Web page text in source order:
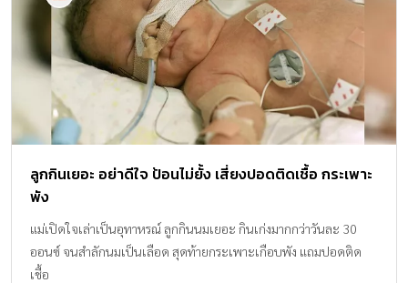
ขึ้นแทนในอีก 1-2 ปีต่อมา ทั้งนี้ เด็กแต่ละคนมีพัฒนาการที่แตกต่างกัน
ฟันซี่แรกของลูกน้อยอาจจะขึ้นช้าหรือเร็วกว่านี้ก็ได้ ไม่ต้องกังวลไปนะ
คะ มาเริ่มสร้างนิสัยรักการแปรงฟันกันเถอะ คุณพ่อคุณแม่สามารถเริ่ม
ฝึกให้คุ้นชินกับการทำความสะอาดฟันได้ตั้งแต่ซี่แรก โดยช่วง 6-7
เดือนนี้อาจจะมีอาการคันเหงือกและฟัน ทำให้เกิดอาการงอแงบ้างเล็ก
น้อย ลองหาแรงจูงใจระหว่างการอาบน้ำ ใช้แปรงซิลิโคนอ่อนนุ่ม กับ
ยาสีฟันรสชาติที่เด็กๆ ชอบ ค่อยๆ หัดไปตั้งแต่ซี่แรก ทำไปทีละนิด ก็จะ
ช่วยให้เด็กๆ เริ่มคุ้นเคยและสนุกกับการแปรงฟัน ฟลูออไรด์ป้องกัน
ฟันผุของลูกน้อย เมื่อเริ่มดูแลความสะอาดของปากและฟันแล้ว คุณ
พ่อคุณแม่จะต้องคำนึงถึงปริมาณฟลูออไรด์ที่พอเหมาะกับวัย เพราะ
หากเด็กในช่วงที่ฟันกำลังขึ้นในช่วง 0-8 ปีได้รับฟลูออไรด์มากเกินไป
เป็นเวลานานๆ […]
ลูกกินเยอะ อย่าดีใจ ป้อนไม่ยั้ง เสี่ยงปอดติดเชื้อ กระเพาะ
พัง
แม่เปิดใจเล่าเป็นอุทาหรณ์ ลูกกินนมเยอะ กินเก่งมากกว่าวันละ 30
ออนซ์ จนสำลักนมเป็นเลือด สุดท้ายกระเพาะเกือบพัง แถมปอดติด
เชื้อ